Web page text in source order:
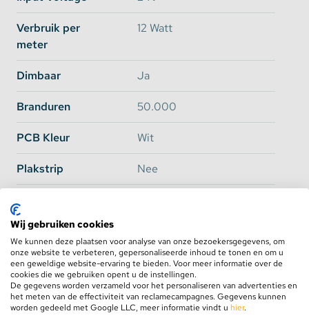
De waterdichte aansluiting die vooraf aan de
ledstrip is gemonteerd heeft een lengte van ca.
15cm. Via onderstaande link kunt u kiezen uit
verlengkabels van 50cm tot en met 250cm.
Bekijk hier de verlengkabels
Inhoud van dit artikel:
150cm pcb met 90 SMD5050 leds in totaal
16 stuks bevestigings beugels voor montage
onder het deksel
2 stuks eindkapjes reeds aangebracht op de strip
1 stuk aansluitkabel van 17cm met optie tot
verlengen
Verbruik per
meter
12 Watt
Dimbaar Ja
Branduren 50.000
PCB Kleur Wit
Plakstrip Nee
Knipbaar Ja, om de 10cm
Lengte 150cm
Wij gebruiken cookies
We kunnen deze plaatsen voor analyse van onze bezoekersgegevens, om
onze website te verbeteren, gepersonaliseerde inhoud te tonen en om u
een geweldige website-ervaring te bieden. Voor meer informatie over de
cookies die we gebruiken opent u de instellingen.
De gegevens worden verzameld voor het personaliseren van advertenties en
het meten van de effectiviteit van reclamecampagnes. Gegevens kunnen
worden gedeeld met Google LLC, meer informatie vindt u hier.